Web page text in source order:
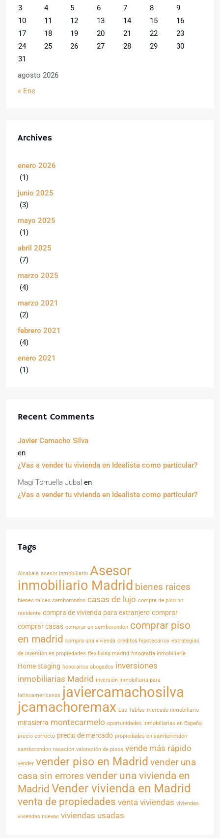
agosto 2026
3
4 5 6 7 8
9
10
11 12 13 14 15
16
17
18 19 20 21 22
23
24
25 26 27 28 29
30
31
« Ene
Archives
enero 2026
(1)
junio 2025
(3)
mayo 2025
(1)
abril 2025
(7)
marzo 2025
(4)
marzo 2021
(2)
febrero 2021
(4)
enero 2021
(1)
Recent Comments
Javier Camacho Silva
en
¿Vas a vender tu vivienda en Idealista como particular?
Magí Torruella Jubal en
¿Vas a vender tu vivienda en Idealista como particular?
Tags
Alcabala asesor inmobiliario Asesor
inmobiliario Madrid bienes raices
bienes raíces samborondon casas de lujo compra de piso no
residente compra de vivienda para extranjero comprar
comprar casas comprar en samborondon comprar piso
en madrid compra una vivienda creditos hipotecarios estrategias
de inversión en propiedades flex living madrid fotografía inmobiliaria
Home staging honorarios abogados inversiones
inmobiliarias Madrid inversión inmobiliaria para
latinoamericanos javiercamachosilva
jcamachoremax Las Tablas mercado inmobiliario
mirasierra montecarmelo oportunidades inmobiliarias en España
precio correcto precio de mercado propiedades en samborondon
samborondon tasación valoración de pisos vende más rápido
vender vender piso en Madrid vender una
casa sin errores vender una vivienda en
Madrid Vender vivienda en Madrid
venta de propiedades venta viviendas viviendas
viviendas nuevas viviendas usadas